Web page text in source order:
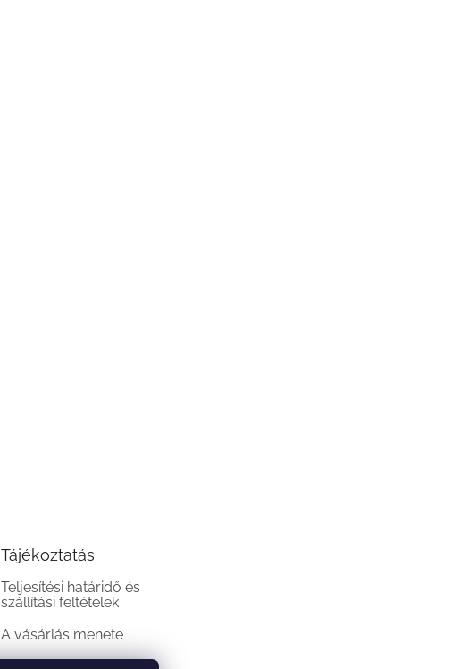
Tájékoztatás
Teljesítési határidő és
szállítási feltételek
A vásárlás menete